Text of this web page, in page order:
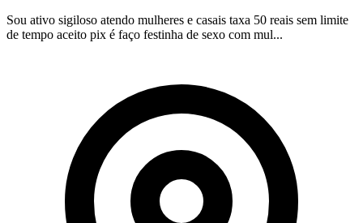
Sou ativo sigiloso atendo mulheres e casais taxa 50 reais sem limite
de tempo aceito pix é faço festinha de sexo com mul...